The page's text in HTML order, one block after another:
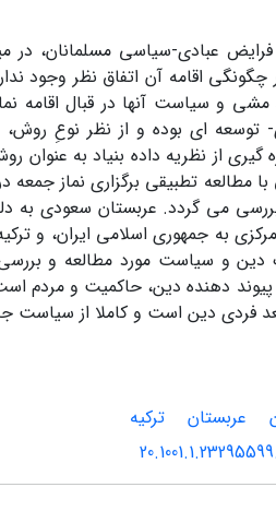
فرایض عبادی-سیاسی مسلمانان،
اقامه آن اتفاق نظر وجود
و سیاست آنها در قبال اقامه
توسعه ای بوده و از نظر نوعِ
گیری از نظریه داده بنیاد به
مطالعه تطبیقی برگزاری نماز جمعه
می گردد. عربستان سعودی به
به جمهوری اسلامی ایران، و
و سیاست مورد مطالعه و بررسی
پیوند دهنده دین، حاکمیت و
فردی دین است و کاملا از سیاست
عربستان
ترکیه